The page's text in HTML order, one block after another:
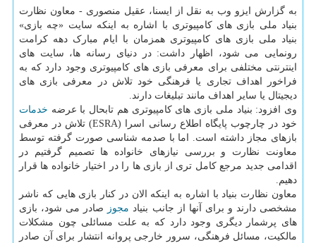
به گزارش ایزو وب به نقل از ایسنا، عقیل منصوری - معاون نظارت
بنیاد ملی بازی های کامپیوتری با اشاره به اینکه سایت «چه بازی»
بنیاد ملی بازی های کامپیوتری همزمان با ایام مبارک دهه کرامت
رونمایی می شود، اظهار داشت: در دنیای رسانه ها، سایت های
اینترنتی مختلفی برای معرفی بازی های کامپیوتری وجود دارد که به
فراخور اهداف تجاری یا فرهنگی خود تلاش در معرفی بازی های
دیجیتال یا سایر اهداف مانند تبلیغات دارند.
وی افزود: بنیاد ملی بازی های کامپیوتری هم تابحال با عرضه خدمات
خود در چارچوب پایگاه اطلاع رسانی اسرا (ESRA) تلاش در معرفی
بازهای مجاز داشته است. اما با صدمه شناسی صورت گرفته توسط
معاونت نظارت و بررسی نیازهای خانواده ها تصمیم گرفتیم در
اقدامی جدید مرجع کامل تری از بازی ها را در اختیار خانواده ها قرار
دهیم.
معاون نظارت بنیاد با اشاره به اینکه الان در کنار بازی هایی که ناشر
مشخصی دارند و برای آنها از جانب بنیاد مجوز
صادر می شود، بازی
های پرشمار دیگری وجود دارد که به علت مسائلی چون مشکلات
مالکیت، مسائل فرهنگی، سرور خارجی پروانه انتشار برای آن صادر